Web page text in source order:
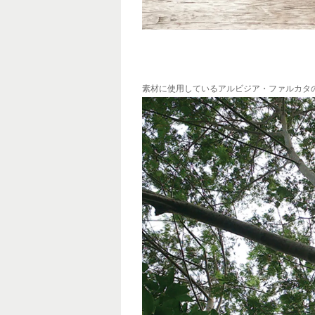
素材に使用しているアルビジア・ファルカタ